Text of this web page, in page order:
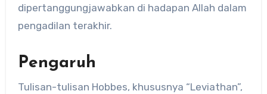
dipertanggungjawabkan di hadapan Allah dalam
pengadilan terakhir.
Pengaruh
Tulisan-tulisan Hobbes, khususnya “Leviathan”,